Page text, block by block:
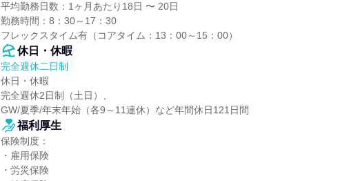
平均勤務日数：1ヶ月あたり18日 〜 20日
勤務時間：8：30～17：30
フレックスタイム有（コアタイム：13：00～15：00）
休日・休暇
完全週休二日制
休日・休暇
完全週休2日制（土日）、
GW/夏季/年末年始（各9～11連休）など年間休日121日間
福利厚生
保険制度：
・雇用保険
・労災保険